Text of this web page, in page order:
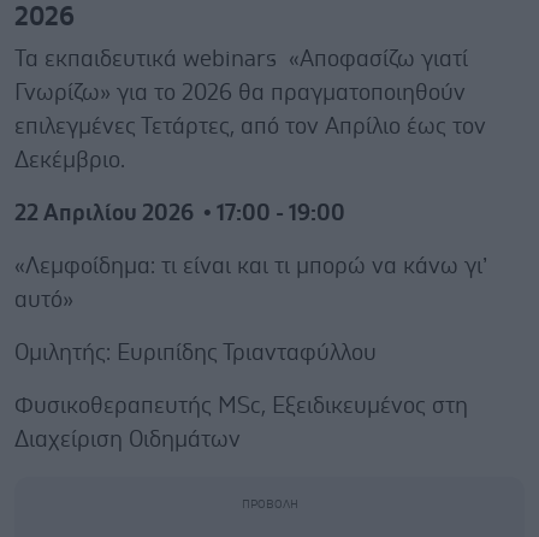
2026
Τα εκπαιδευτικά webinars «Αποφασίζω γιατί
Γνωρίζω» για το 2026 θα πραγματοποιηθούν
επιλεγμένες Τετάρτες, από τον Απρίλιο έως τον
Δεκέμβριο.
22 Απριλίου 2026 • 17:00 - 19:00
«Λεμφοίδημα: τι είναι και τι μπορώ να κάνω γι’
αυτό»
Ομιλητής: Ευριπίδης Τριανταφύλλου
Φυσικοθεραπευτής MSc, Εξειδικευμένος στη
Διαχείριση Οιδημάτων